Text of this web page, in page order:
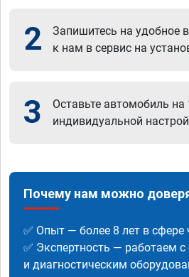
2
Запишитесь на удобное
к нам в сервис на
3
Оставьте автомобиль на
индивидуальной
Почему нам можно
✅ Опыт — более 8 лет в сфере
✅ Экспертность — работаем
и диагностическим